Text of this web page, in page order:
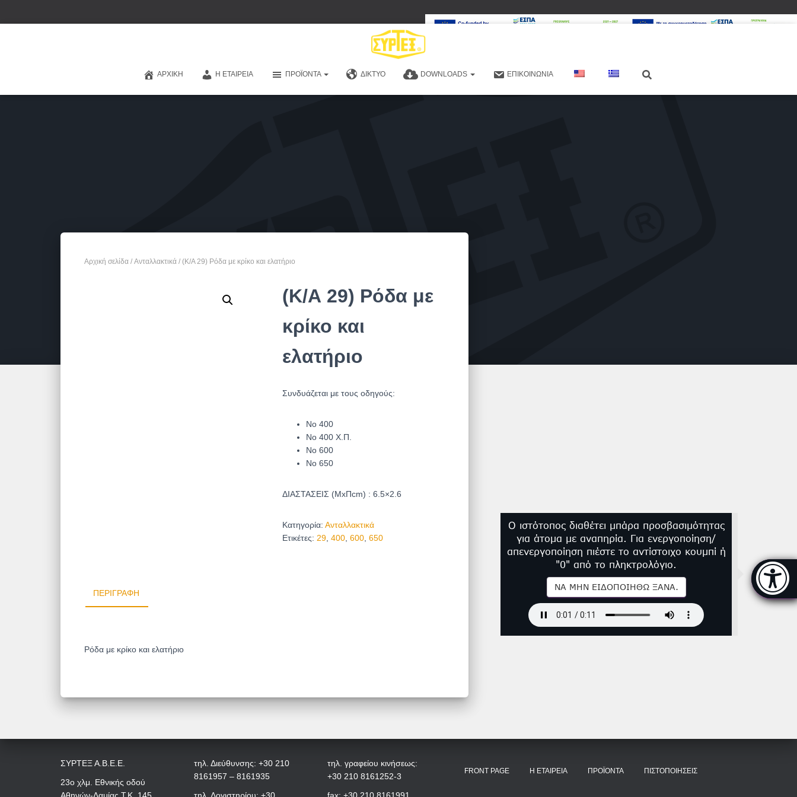
Μπάρα
Ο ιστότοπος διαθέτει μπάρα προσβασιμότητας
για άτομα με αναπηρία. Για ενεργοποίηση/
απενεργοποίηση πιέστε το αντίστοιχο κουμπί ή
"0" από το πληκτρολόγιο.
ΝΑ ΜΗΝ ΕΙΔΟΠΟΙΗΘΏ ΞΑΝΆ.
ΑΡΧΙΚΉ Η ΕΤΑΙΡΕΊΑ ΠΡΟΪΌΝΤΑ ΔΊΚΤΥΟ DOWNLOADS ΕΠΙΚΟΙΝΩΝΊΑ
Αρχική σελίδα / Ανταλλακτικά / (Κ/Α 29) Ρόδα με κρίκο και ελατήριο
(Κ/Α 29) Ρόδα με
κρίκο και
ελατήριο
Συνδυάζεται με τους οδηγούς:
No 400
Νο 400 Χ.Π.
Νο 600
Νο 650
ΔΙΑΣΤΑΣΕΙΣ (ΜxΠcm) : 6.5×2.6
Κατηγορία: Ανταλλακτικά
Ετικέτες: 29, 400, 600, 650
ΠΕΡΙΓΡΑΦΉ
Ρόδα με κρίκο και ελατήριο
ΣΥΡΤΕΞ Α.Β.Ε.Ε.
23ο χλμ. Εθνικής οδού
τηλ. Διεύθυνσης: +30 210
8161957 – 8161935
τηλ. γραφείου κινήσεως:
+30 210 8161252-3
FRONT PAGE Η ΕΤΑΙΡΕΊΑ ΠΡΟΪΌΝΤΑ ΠΙΣΤΟΠΟΙΉΣΕΙΣ